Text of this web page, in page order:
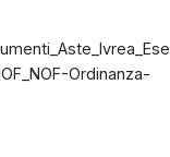
Ordinanza-